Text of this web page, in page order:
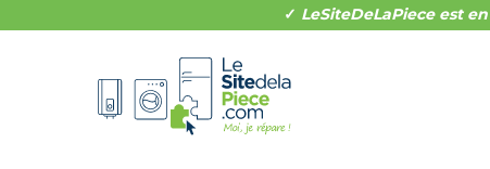
✓ LeSiteDeLaPiece est